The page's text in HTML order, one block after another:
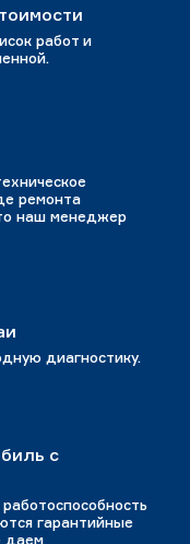
работ и
ремонта
наш менеджер
диагностику.
с
гарантийные
даем